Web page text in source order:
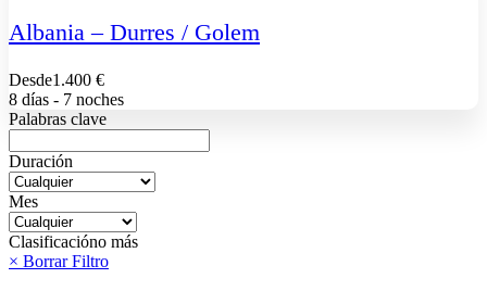
Albania – Durres / Golem
Desde1.400 €
8 días - 7 noches
Palabras clave
Duración
Mes
Clasificacióno más
× Borrar Filtro